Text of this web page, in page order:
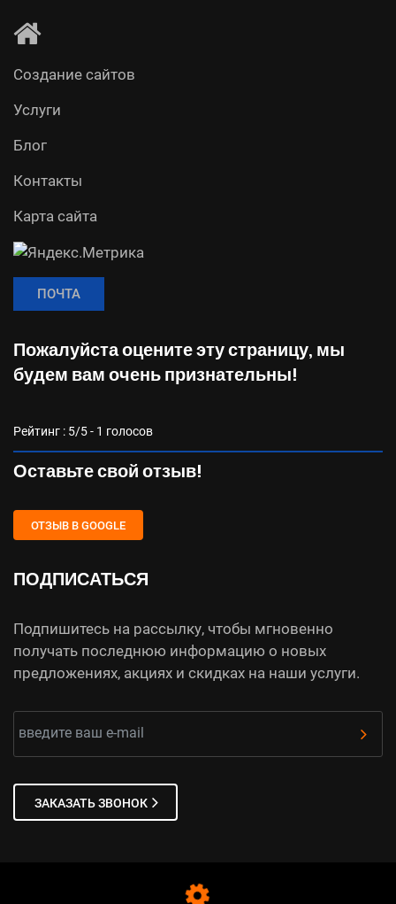
Создание сайтов
Услуги
Блог
Контакты
Карта сайта
ПОЧТА
Пожалуйста оцените эту страницу, мы
будем вам очень признательны!
Рейтинг : 5/5 - 1 голосов
Оставьте свой отзыв!
ОТЗЫВ В GOOGLE
ПОДПИСАТЬСЯ
Подпишитесь на рассылку, чтобы мгновенно
получать последнюю информацию о новых
предложениях, акциях и скидках на наши услуги.
ЗАКАЗАТЬ ЗВОНОК